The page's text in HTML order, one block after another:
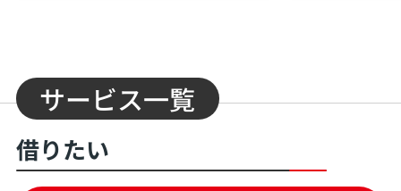
サービス一覧
借りたい